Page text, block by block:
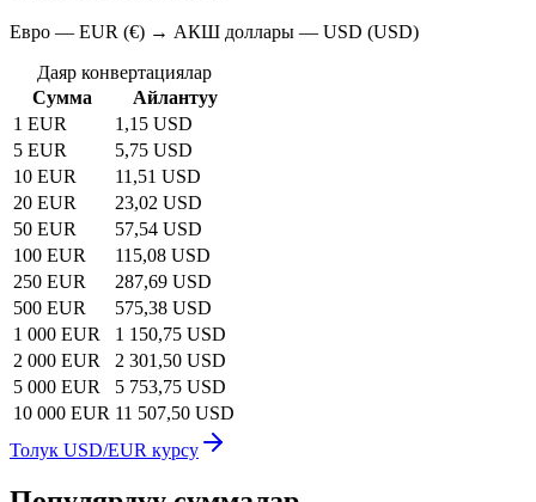
Евро — EUR (€) → АКШ доллары — USD (USD)
Даяр конвертациялар
Сумма
Айлантуу
1 EUR
1,15 USD
5 EUR
5,75 USD
10 EUR
11,51 USD
20 EUR
23,02 USD
50 EUR
57,54 USD
100 EUR
115,08 USD
250 EUR
287,69 USD
500 EUR
575,38 USD
1 000 EUR
1 150,75 USD
2 000 EUR
2 301,50 USD
5 000 EUR
5 753,75 USD
10 000 EUR 11 507,50 USD
Толук USD/EUR курсу